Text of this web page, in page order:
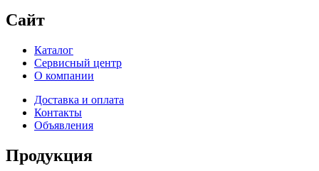
Сайт
Каталог
Сервисный центр
О компании
Доставка и оплата
Контакты
Объявления
Продукция